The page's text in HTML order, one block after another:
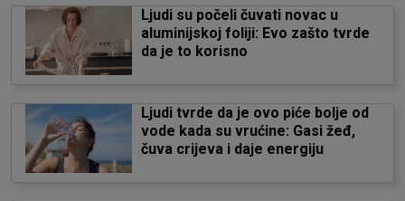
Ljudi su počeli čuvati novac u
aluminijskoj foliji: Evo zašto tvrde
da je to korisno
Ljudi tvrde da je ovo piće bolje od
vode kada su vrućine: Gasi žeđ,
čuva crijeva i daje energiju